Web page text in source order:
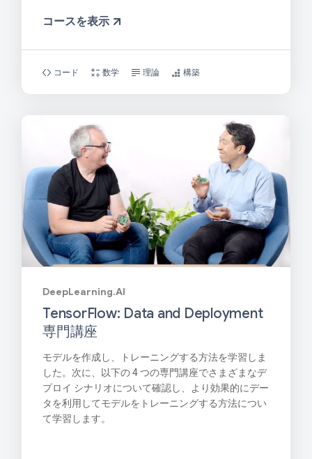
コースを表示
コード 数学 理論 構築
DeepLearning.AI
TensorFlow: Data and Deployment
専門講座
モデルを作成し、トレーニングする方法を学習しま
した。次に、以下の 4 つの専門講座でさまざまなデ
プロイ シナリオについて確認し、より効果的にデー
タを利用してモデルをトレーニングする方法につい
て学習します。